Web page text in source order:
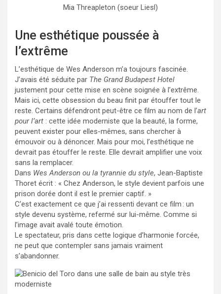
Mia Threapleton (soeur Liesl)
Une esthétique poussée à
l’extrême
L’esthétique de Wes Anderson m’a toujours fascinée.
J’avais été séduite par The Grand Budapest Hotel
justement pour cette mise en scène soignée à l’extrême.
Mais ici, cette obsession du beau finit par étouffer tout le
reste. Certains défendront peut-être ce film au nom de l’art
pour l’art : cette idée moderniste que la beauté, la forme,
peuvent exister pour elles-mêmes, sans chercher à
émouvoir ou à dénoncer. Mais pour moi, l’esthétique ne
devrait pas étouffer le reste. Elle devrait amplifier une voix
sans la remplacer.
Dans Wes Anderson ou la tyrannie du style, Jean-Baptiste
Thoret écrit : « Chez Anderson, le style devient parfois une
prison dorée dont il est le premier captif. »
C’est exactement ce que j’ai ressenti devant ce film : un
style devenu système, refermé sur lui-même. Comme si
l’image avait avalé toute émotion.
Le spectateur, pris dans cette logique d’harmonie forcée,
ne peut que contempler sans jamais vraiment
s’abandonner.